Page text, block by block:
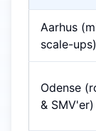
Aarhus
scale-ups)
Odense
& SMV'er)